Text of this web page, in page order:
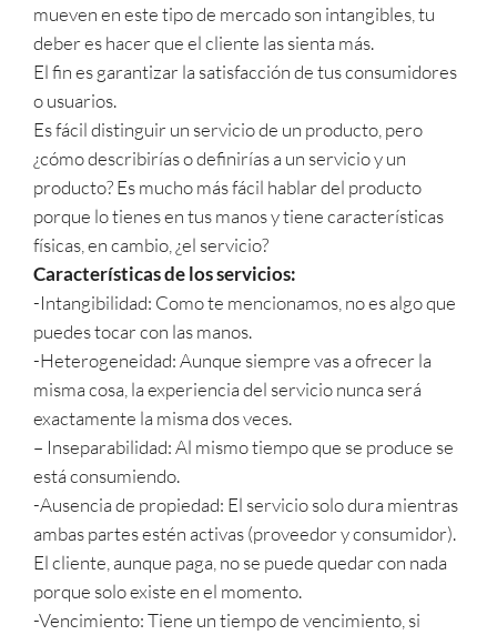
mueven en este tipo de mercado son intangibles, tu
deber es hacer que el cliente las sienta más.
El fin es garantizar la satisfacción de tus consumidores
o usuarios.
Es fácil distinguir un servicio de un producto, pero
¿cómo describirías o definirías a un servicio y un
producto? Es mucho más fácil hablar del producto
porque lo tienes en tus manos y tiene características
físicas, en cambio, ¿el servicio?
Características de los servicios:
-Intangibilidad: Como te mencionamos, no es algo que
puedes tocar con las manos.
-Heterogeneidad: Aunque siempre vas a ofrecer la
misma cosa, la experiencia del servicio nunca será
exactamente la misma dos veces.
– Inseparabilidad: Al mismo tiempo que se produce se
está consumiendo.
-Ausencia de propiedad: El servicio solo dura mientras
ambas partes estén activas (proveedor y consumidor).
El cliente, aunque paga, no se puede quedar con nada
porque solo existe en el momento.
-Vencimiento: Tiene un tiempo de vencimiento, si